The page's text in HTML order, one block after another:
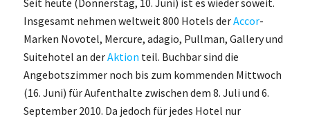
Seit heute (Donnerstag, 10. Juni) ist es wieder soweit.
Insgesamt nehmen weltweit 800 Hotels derAccor-
Marken Novotel, Mercure, adagio, Pullman, Gallery und
Suitehotel an derAktion teil. Buchbar sind die
Angebotszimmer noch bis zum kommenden Mittwoch
(16. Juni) für Aufenthalte zwischen dem 8. Juli und 6.
September 2010. Da jedoch für jedes Hotel nur